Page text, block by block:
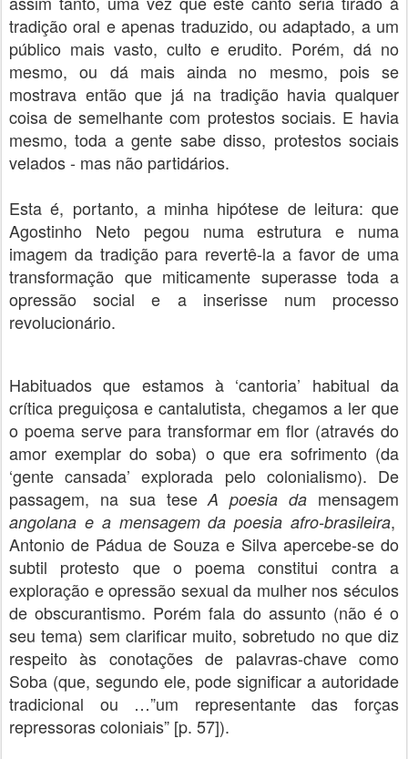
tradição oral e apenas traduzido, ou adaptado, a um
público mais vasto, culto e erudito. Porém, dá no
mesmo, ou dá mais ainda no mesmo, pois se
mostrava então que já na tradição havia qualquer
coisa de semelhante com protestos sociais. E havia
mesmo, toda a gente sabe disso, protestos sociais
velados - mas não partidários.
Esta é, portanto, a minha hipótese de leitura: que
Agostinho Neto pegou numa estrutura e numa
imagem da tradição para revertê-la a favor de uma
transformação que miticamente superasse toda a
opressão social e a inserisse num processo
revolucionário.
Habituados que estamos à ‘cantoria’ habitual da
crítica preguiçosa e cantalutista, chegamos a ler que
o poema serve para transformar em flor (através do
amor exemplar do soba) o que era sofrimento (da
‘gente cansada’ explorada pelo colonialismo). De
passagem, na sua teseA poesia da mensagem
angolana e a mensagem da poesia afro-brasileira,
Antonio de Pádua de Souza e Silva apercebe-se do
subtil protesto que o poema constitui contra a
exploração e opressão sexual da mulher nos séculos
de obscurantismo. Porém fala do assunto (não é o
seu tema) sem clarificar muito, sobretudo no que diz
respeito às conotações de palavras-chave como
Soba (que, segundo ele, pode significar a autoridade
tradicional ou …”um representante das forças
repressoras coloniais” [p. 57]).